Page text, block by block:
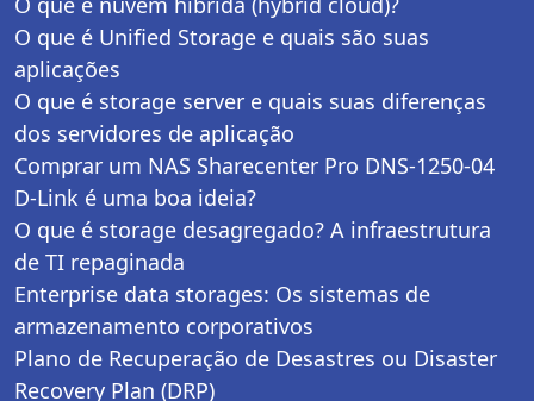
O que é Unified Storage e quais são suas
aplicações
O que é storage server e quais suas diferenças
dos servidores de aplicação
Comprar um NAS Sharecenter Pro DNS-1250-04
D-Link é uma boa ideia?
O que é storage desagregado? A infraestrutura
de TI repaginada
Enterprise data storages: Os sistemas de
armazenamento corporativos
Plano de Recuperação de Desastres ou Disaster
Recovery Plan (DRP)